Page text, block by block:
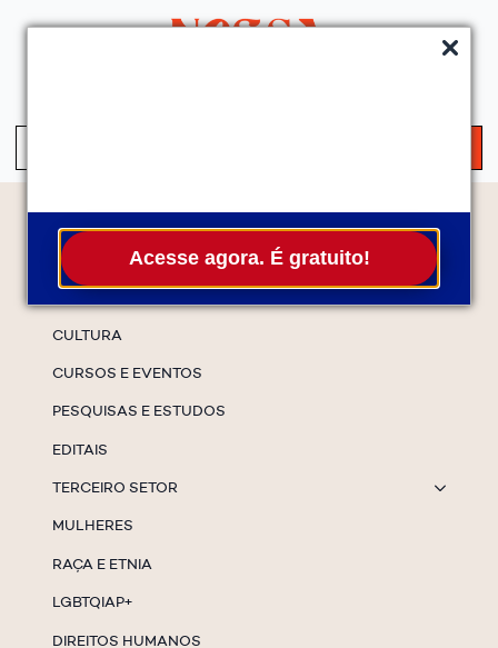
Acesse agora. É gratuito!
Temas
CULTURA
CURSOS E EVENTOS
PESQUISAS E ESTUDOS
EDITAIS
TERCEIRO SETOR
MULHERES
RAÇA E ETNIA
LGBTQIAP+
DIREITOS HUMANOS